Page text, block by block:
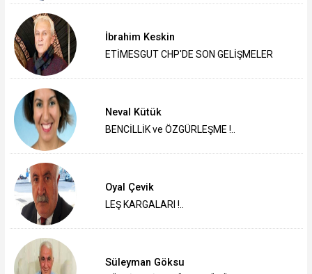
İbrahim Keskin
ETİMESGUT CHP'DE SON GELİŞMELER
Neval Kütük
BENCİLLİK ve ÖZGÜRLEŞME !..
Oyal Çevik
LEŞ KARGALARI !..
Süleyman Göksu